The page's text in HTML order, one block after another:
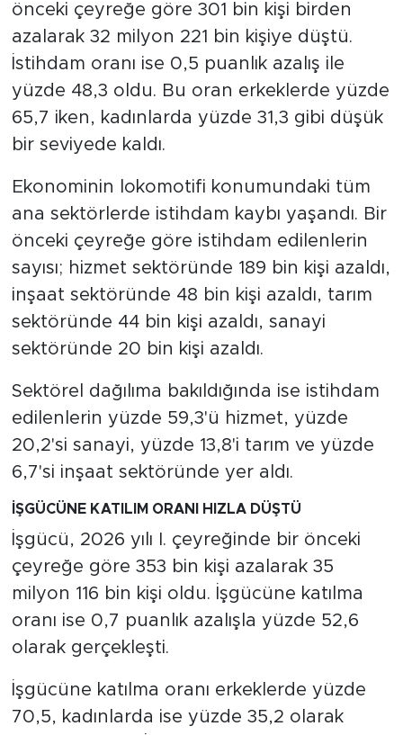
önceki çeyreğe göre 301 bin kişi birden
azalarak 32 milyon 221 bin kişiye düştü.
İstihdam oranı ise 0,5 puanlık azalış ile
yüzde 48,3 oldu. Bu oran erkeklerde yüzde
65,7 iken, kadınlarda yüzde 31,3 gibi düşük
bir seviyede kaldı.
Ekonominin lokomotifi konumundaki tüm
ana sektörlerde istihdam kaybı yaşandı. Bir
önceki çeyreğe göre istihdam edilenlerin
sayısı; hizmet sektöründe 189 bin kişi azaldı,
inşaat sektöründe 48 bin kişi azaldı, tarım
sektöründe 44 bin kişi azaldı, sanayi
sektöründe 20 bin kişi azaldı.
Sektörel dağılıma bakıldığında ise istihdam
edilenlerin yüzde 59,3'ü hizmet, yüzde
20,2'si sanayi, yüzde 13,8'i tarım ve yüzde
6,7'si inşaat sektöründe yer aldı.
İŞGÜCÜNE KATILIM ORANI HIZLA DÜŞTÜ
İşgücü, 2026 yılı I. çeyreğinde bir önceki
çeyreğe göre 353 bin kişi azalarak 35
milyon 116 bin kişi oldu. İşgücüne katılma
oranı ise 0,7 puanlık azalışla yüzde 52,6
olarak gerçekleşti.
İşgücüne katılma oranı erkeklerde yüzde
70,5, kadınlarda ise yüzde 35,2 olarak